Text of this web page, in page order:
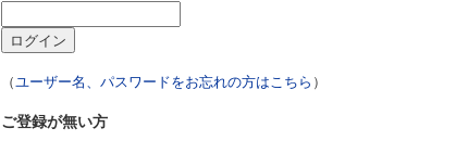
（ユーザー名、パスワードをお忘れの方はこちら ）
ご登録が無い方